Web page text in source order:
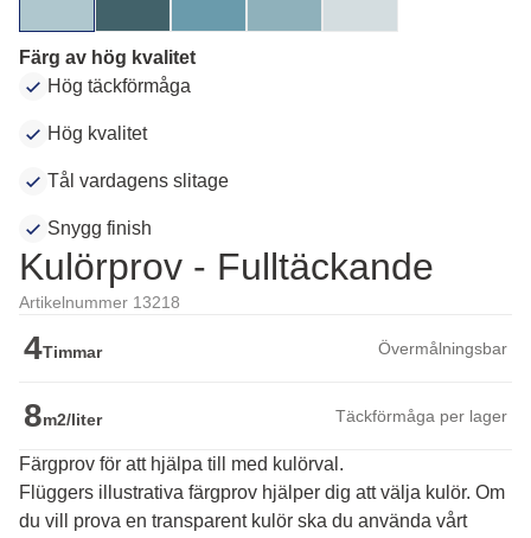
Färg av hög kvalitet
Hög täckförmåga
Hög kvalitet
Tål vardagens slitage
Snygg finish
Kulörprov - Fulltäckande
Artikelnummer 13218
4Timmar Övermålningsbar
8m2/liter Täckförmåga per lager
Färgprov för att hjälpa till med kulörval.
Flüggers illustrativa färgprov hjälper dig att välja kulör. Om
du vill prova en transparent kulör ska du använda vårt